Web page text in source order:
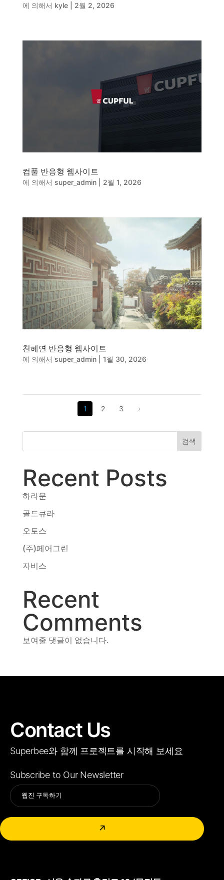
에 의해서 kyle| 2월 2, 2026
컵풀 반응형 웹사이트
에 의해서 super_admin| 2월 1, 2026
천혜연 반응형 웹사이트
에 의해서 super_admin| 1월 30, 2026
1 2 3 ›
검색
Recent Posts
하라문
골드큐라
오토스
(주)페어그린
자비스
Recent
Comments
보여줄 댓글이 없습니다.
Contact Us
Superbee와 함께 프로젝트를 시작해 보세요
Subscribe to Our Newsletter
↗
Alternative: